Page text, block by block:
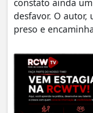
constato ainda
desfavor. O
preso e